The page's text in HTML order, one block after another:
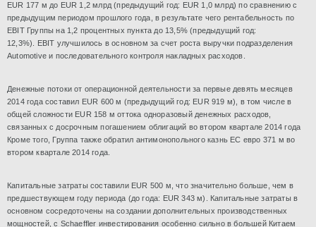
EUR 177 м до EUR 1,2 млрд (предыдущий год: EUR 1,0 млрд) по сравнению с
предыдущим периодом прошлого года, в результате чего рентабельность по
EBIT Группы на 1,2 процентных пункта до 13,5% (предыдущий год:
12,3%). EBIT улучшилось в основном за счет роста выручки подразделения
Automotive и последовательного контроля накладных расходов.
Денежные потоки от операционной деятельности за первые девять месяцев
2014 года составил EUR 600 м (предыдущий год: EUR 919 м), в том числе в
общей сложности EUR 158 м оттока одноразовый денежных расходов,
связанных с досрочным погашением облигаций во втором квартале 2014 года
Кроме того, Группа также обратил антимонопольного казнь ЕС евро 371 м во
втором квартале 2014 года.
Капитальные затраты составили EUR 500 м, что значительно больше, чем в
предшествующем году периода (до года: EUR 343 м). Капитальные затраты в
основном сосредоточены на создании дополнительных производственных
мощностей, с Schaeffler инвестирования особенно сильно в большей Китаем